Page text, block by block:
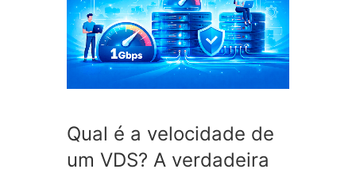
Qual é a velocidade de
um VDS? A verdadeira